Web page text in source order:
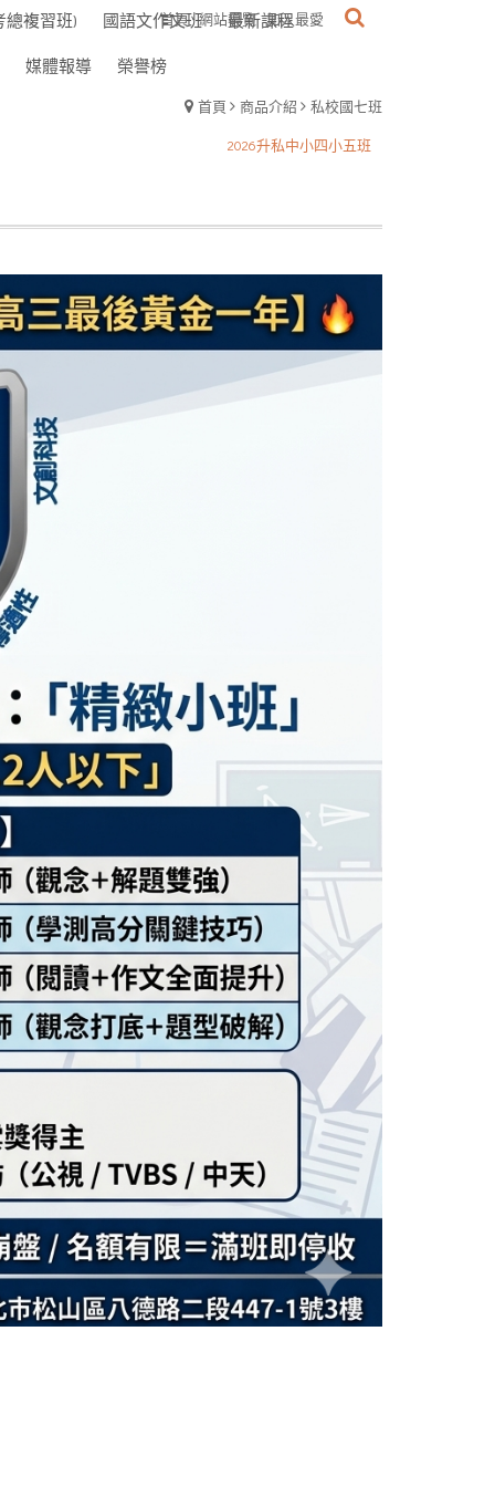
首頁 網站導覽 加入最愛
總複習班) 國語文作文班 最新課程
媒體報導 榮譽榜
首頁 商品介紹 私校國七班
小六升敦化國中先修補習開跑了
2026升私中小四小五班
星期三作敦化國小學區作文